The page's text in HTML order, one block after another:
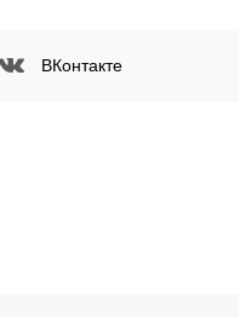
ВКонтакте